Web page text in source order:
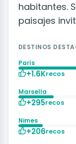
habitantes.
paisajes
DESTINOS
París
+1.6Krecos
Marsella
+295recos
Nimes
+206recos